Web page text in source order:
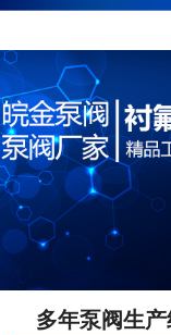
多年泵阀生